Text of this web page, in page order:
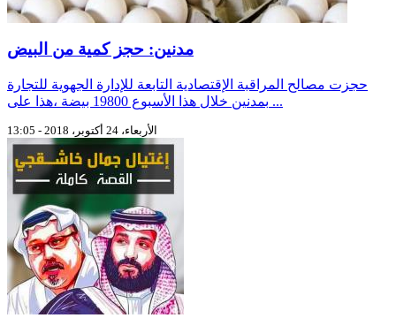
مدنين: حجز كمية من البيض
حجزت مصالح المراقبة الإقتصادية التابعة للإدارة الجهوية للتجارة
بمدنين خلال هذا الأسبوع 19800 بيضة ،هذا على ...
الأربعاء، 24 أكتوبر، 2018 - 13:05